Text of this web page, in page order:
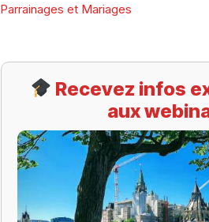
Parrainages et Mariages
Recevez infos
aux